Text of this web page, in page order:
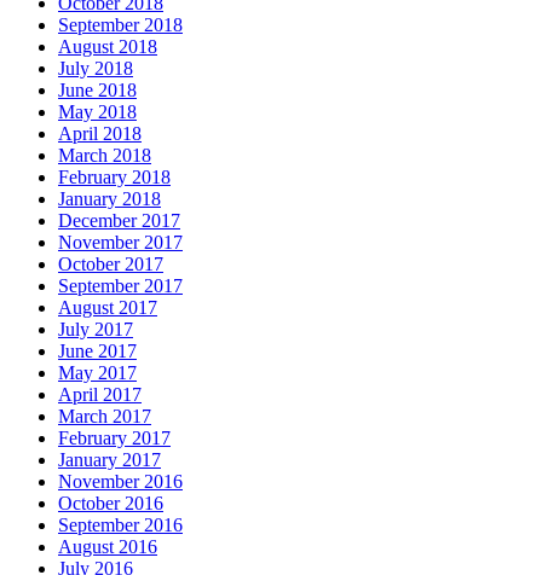
September 2018
August 2018
July 2018
June 2018
May 2018
April 2018
March 2018
February 2018
January 2018
December 2017
November 2017
October 2017
September 2017
August 2017
July 2017
June 2017
May 2017
April 2017
March 2017
February 2017
January 2017
November 2016
October 2016
September 2016
August 2016
July 2016